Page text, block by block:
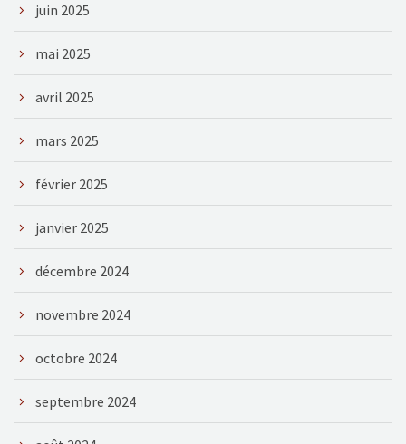
juin 2025
mai 2025
avril 2025
mars 2025
février 2025
janvier 2025
décembre 2024
novembre 2024
octobre 2024
septembre 2024